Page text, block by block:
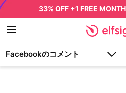
33% OFF +1 FREE MONTH
Facebookのコメント